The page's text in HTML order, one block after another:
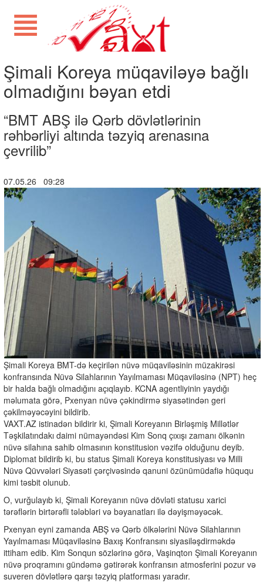
Şimali Koreya müqaviləyə bağlı
olmadığını bəyan etdi
“BMT ABŞ ilə Qərb dövlətlərinin
rəhbərliyi altında təzyiq arenasına
çevrilib”
07.05.26 09:28
Şimali Koreya BMT-də keçirilən nüvə müqaviləsinin müzakirəsi
konfransında Nüvə Silahlarının Yayılmaması Müqaviləsinə (NPT) heç
bir halda bağlı olmadığını açıqlayıb. KCNA agentliyinin yaydığı
məlumata görə, Pxenyan nüvə çəkindirmə siyasətindən geri
çəkilməyəcəyini bildirib.
VAXT.AZ istinadən bildirir ki, Şimali Koreyanın Birləşmiş Millətlər
Təşkilatındakı daimi nümayəndəsi Kim Sonq çıxışı zamanı ölkənin
nüvə silahına sahib olmasının konstitusion vəzifə olduğunu deyib.
Diplomat bildirib ki, bu status Şimali Koreya konstitusiyası və Milli
Nüvə Qüvvələri Siyasəti çərçivəsində qanuni özünümüdafiə hüququ
kimi təsbit olunub.
O, vurğulayıb ki, Şimali Koreyanın nüvə dövləti statusu xarici
tərəflərin birtərəfli tələbləri və bəyanatları ilə dəyişməyəcək.
Pxenyan eyni zamanda ABŞ və Qərb ölkələrini Nüvə Silahlarının
Yayılmaması Müqaviləsinə Baxış Konfransını siyasiləşdirməkdə
ittiham edib. Kim Sonqun sözlərinə görə, Vaşinqton Şimali Koreyanın
nüvə proqramını gündəmə gətirərək konfransın atmosferini pozur və
suveren dövlətlərə qarşı təzyiq platforması yaradır.